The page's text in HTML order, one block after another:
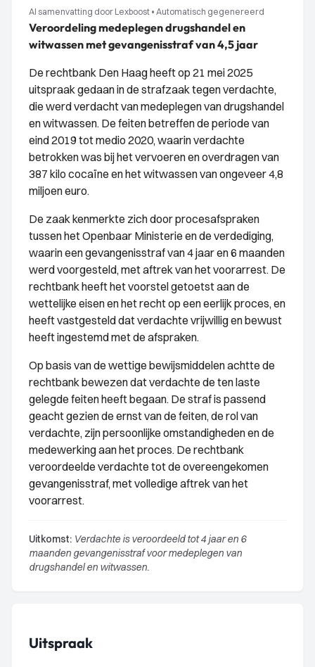
AI samenvatting door Lexboost • Automatisch gegenereerd
Veroordeling medeplegen drugshandel en
witwassen met gevangenisstraf van 4,5 jaar
De rechtbank Den Haag heeft op 21 mei 2025
uitspraak gedaan in de strafzaak tegen verdachte,
die werd verdacht van medeplegen van drugshandel
en witwassen. De feiten betreffen de periode van
eind 2019 tot medio 2020, waarin verdachte
betrokken was bij het vervoeren en overdragen van
387 kilo cocaïne en het witwassen van ongeveer 4,8
miljoen euro.
De zaak kenmerkte zich door procesafspraken
tussen het Openbaar Ministerie en de verdediging,
waarin een gevangenisstraf van 4 jaar en 6 maanden
werd voorgesteld, met aftrek van het voorarrest. De
rechtbank heeft het voorstel getoetst aan de
wettelijke eisen en het recht op een eerlijk proces, en
heeft vastgesteld dat verdachte vrijwillig en bewust
heeft ingestemd met de afspraken.
Op basis van de wettige bewijsmiddelen achtte de
rechtbank bewezen dat verdachte de ten laste
gelegde feiten heeft begaan. De straf is passend
geacht gezien de ernst van de feiten, de rol van
verdachte, zijn persoonlijke omstandigheden en de
medewerking aan het proces. De rechtbank
veroordeelde verdachte tot de overeengekomen
gevangenisstraf, met volledige aftrek van het
voorarrest.
Uitkomst: Verdachte is veroordeeld tot 4 jaar en 6
maanden gevangenisstraf voor medeplegen van
drugshandel en witwassen.
Uitspraak